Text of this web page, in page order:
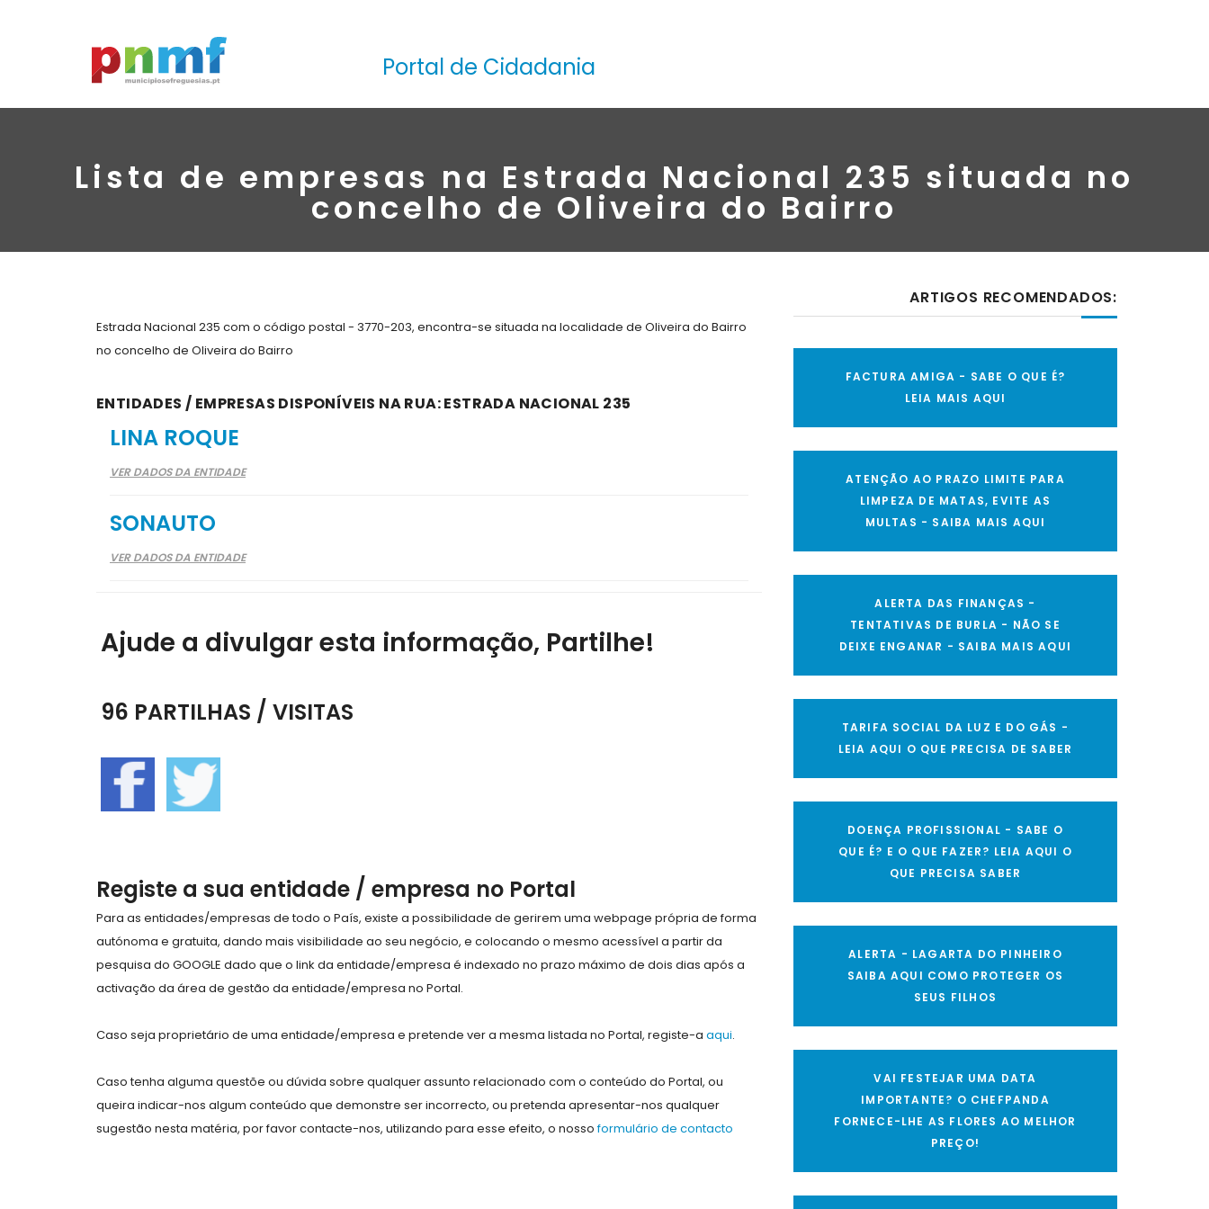
Portal de Cidadania
Lista de empresas na Estrada Nacional 235 situada no
concelho de Oliveira do Bairro
Estrada Nacional 235 com o código postal - 3770-203, encontra-se situada na localidade de Oliveira do Bairro
no concelho de Oliveira do Bairro
ENTIDADES / EMPRESAS DISPONÍVEIS NA RUA: ESTRADA NACIONAL 235
LINA ROQUE
VER DADOS DA ENTIDADE
SONAUTO
VER DADOS DA ENTIDADE
Ajude a divulgar esta informação, Partilhe!
96 PARTILHAS / VISITAS
Registe a sua entidade / empresa no Portal
Para as entidades/empresas de todo o País, existe a possibilidade de gerirem uma webpage própria de forma
autónoma e gratuita, dando mais visibilidade ao seu negócio, e colocando o mesmo acessível a partir da
pesquisa do GOOGLE dado que o link da entidade/empresa é indexado no prazo máximo de dois dias após a
activação da área de gestão da entidade/empresa no Portal.
Caso seja proprietário de uma entidade/empresa e pretende ver a mesma listada no Portal, registe-a aqui.
Caso tenha alguma questõe ou dúvida sobre qualquer assunto relacionado com o conteúdo do Portal, ou
queira indicar-nos algum conteúdo que demonstre ser incorrecto, ou pretenda apresentar-nos qualquer
sugestão nesta matéria, por favor contacte-nos, utilizando para esse efeito, o nossoformulário de contacto
ARTIGOS RECOMENDADOS:
FACTURA AMIGA - SABE O QUE É?
LEIA MAIS AQUI
ATENÇÃO AO PRAZO LIMITE PARA
LIMPEZA DE MATAS, EVITE AS
MULTAS - SAIBA MAIS AQUI
ALERTA DAS FINANÇAS -
TENTATIVAS DE BURLA - NÃO SE
DEIXE ENGANAR - SAIBA MAIS AQUI
TARIFA SOCIAL DA LUZ E DO GÁS -
LEIA AQUI O QUE PRECISA DE SABER
DOENÇA PROFISSIONAL - SABE O
QUE É? E O QUE FAZER? LEIA AQUI O
QUE PRECISA SABER
ALERTA - LAGARTA DO PINHEIRO
SAIBA AQUI COMO PROTEGER OS
SEUS FILHOS
VAI FESTEJAR UMA DATA
IMPORTANTE? O CHEFPANDA
FORNECE-LHE AS FLORES AO MELHOR
PREÇO!